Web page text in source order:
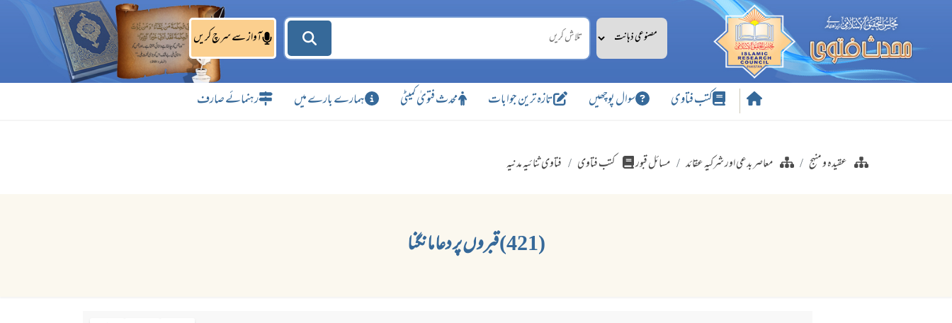
آواز سے سرچ کریں
کتب فتاوی سوال پوچھیں تازہ ترین جوابات محدث فتویٰ کمیٹی ہمارے بارے میں رہنمائے صارف
عقیدہ و منہج معاصر بدعی اور شرکیہ عقائد مسائل قبور کتب فتاوی فتاوی ثنائیہ مدنیہ
(421) قبروں پر دعا مانگنا